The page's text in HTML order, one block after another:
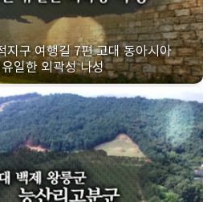
지구 여행길 7편 고대 동아시아
일한 외곽성 나성